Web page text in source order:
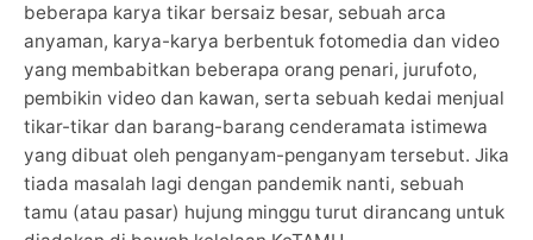
beberapa karya tikar bersaiz besar, sebuah arca
anyaman, karya-karya berbentuk fotomedia dan video
yang membabitkan beberapa orang penari, jurufoto,
pembikin video dan kawan, serta sebuah kedai menjual
tikar-tikar dan barang-barang cenderamata istimewa
yang dibuat oleh penganyam-penganyam tersebut. Jika
tiada masalah lagi dengan pandemik nanti, sebuah
tamu (atau pasar) hujung minggu turut dirancang untuk